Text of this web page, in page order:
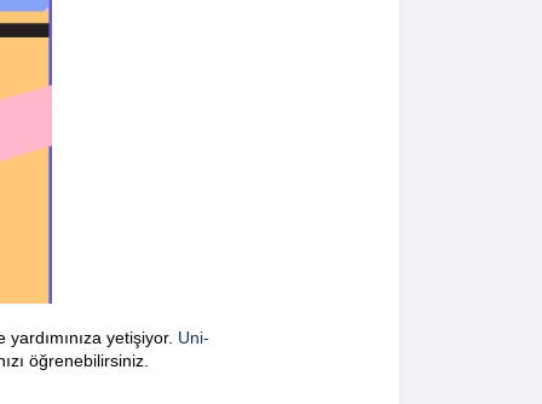
yetişiyor. Uni-
öğrenebilirsiniz.